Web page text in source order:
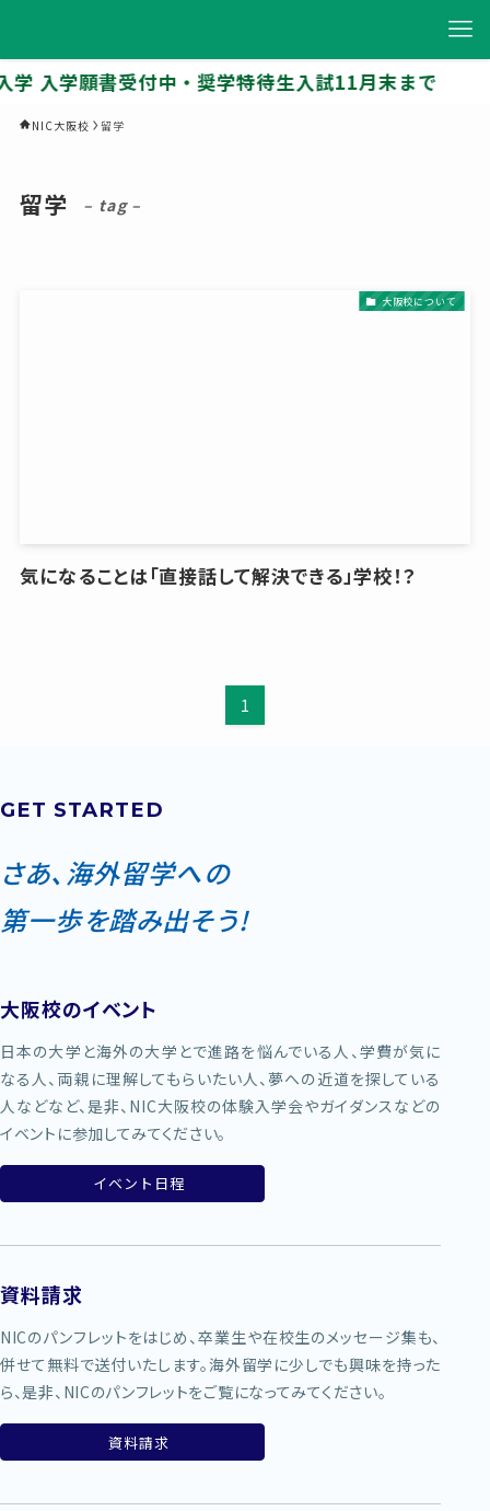
入学願書受付中・奨学特待生入試11月末まで
NIC大阪校 留学
留学 – tag –
大阪校について
気になることは「直接話して解決できる」学校！？
1
GET STARTED
さあ、海外留学への
第一歩を踏み出そう!
大阪校のイベント
日本の大学と海外の大学とで進路を悩んでいる人、学費が気に
なる人、両親に理解してもらいたい人、夢への近道を探している
人などなど、是非、NIC大阪校の体験入学会やガイダンスなどの
イベントに参加してみてください。
イベント日程
資料請求
NICのパンフレットをはじめ、卒業生や在校生のメッセージ集も、
併せて無料で送付いたします。海外留学に少しでも興味を持った
ら、是非、NICのパンフレットをご覧になってみてください。
資料請求